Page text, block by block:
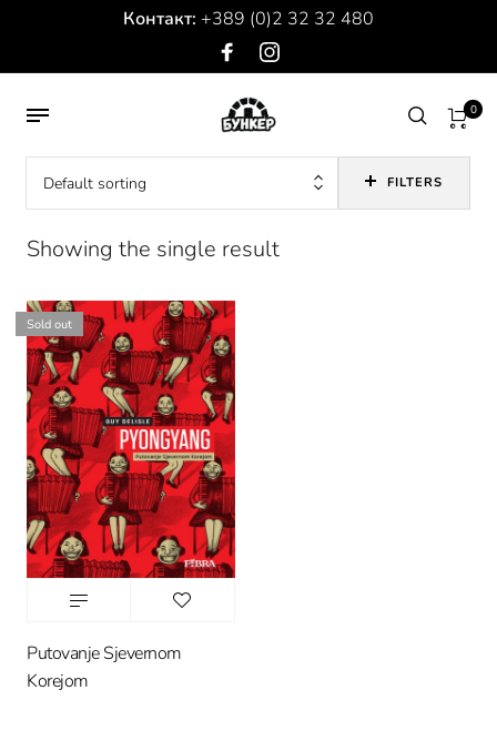
Контакт: +389 (0)2 32 32 480
0
Default sorting FILTERS
Showing the single result
Sold out
Putovanje Sjevernom
Korejom